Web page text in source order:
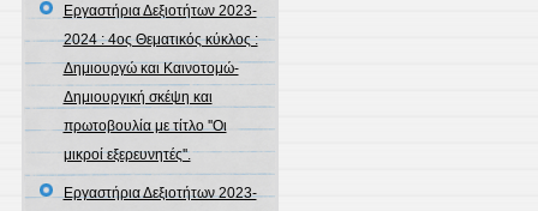
Εργαστήρια Δεξιοτήτων 2023-
2024 : 4ος Θεματικός κύκλος :
Δημιουργώ και Καινοτομώ-
Δημιουργική σκέψη και
πρωτοβουλία με τίτλο ''Οι
μικροί εξερευνητές''.
Εργαστήρια Δεξιοτήτων 2023-